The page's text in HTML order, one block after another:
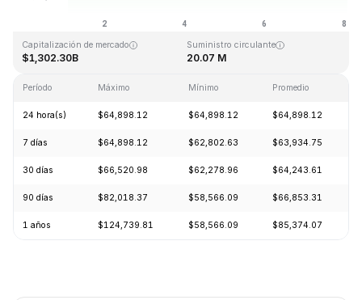
Capitalización de mercado
$1,302.30B
Suministro circulante
20.07 M
Período Máximo Mínimo Promedio
24 hora(s) $64,898.12 $64,898.12 $64,898.12
7 días $64,898.12 $62,802.63 $63,934.75
30 días $66,520.98 $62,278.96 $64,243.61
90 días $82,018.37 $58,566.09 $66,853.31
1 años $124,739.81 $58,566.09 $85,374.07